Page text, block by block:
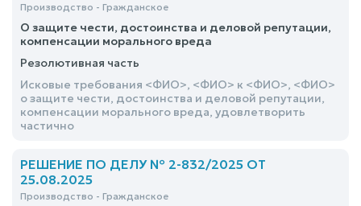
Производство - Гражданское
О защите чести, достоинства и деловой репутации,
компенсации морального вреда
Резолютивная часть
Исковые требования <ФИО>, <ФИО> к <ФИО>, <ФИО>
о защите чести, достоинства и деловой репутации,
компенсации морального вреда, удовлетворить
частично
РЕШЕНИЕ ПО ДЕЛУ № 2-832/2025 ОТ
25.08.2025
Производство - Гражданское